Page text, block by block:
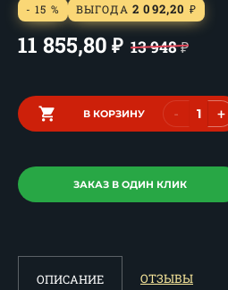
- 15 % ВЫГОДА 2 092,20 ₽
11 855,80 ₽ 13 948₽
В КОРЗИНУ - +
ЗАКАЗ В ОДИН КЛИК
ОПИСАНИЕ ОТЗЫВЫ